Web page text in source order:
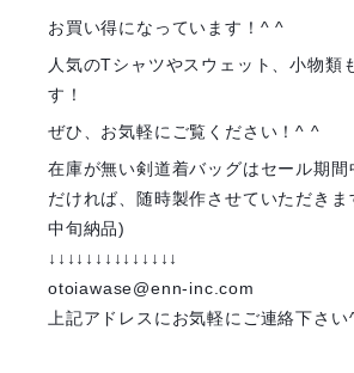
お買い得になっています！^ ^
人気のTシャツやスウェット、小物類
す！
ぜひ、お気軽にご覧ください！^ ^
在庫が無い剣道着バッグはセール期間
だければ、随時製作させていただきま
中旬納品)
↓↓↓↓↓↓↓↓↓↓↓↓↓↓
otoiawase@enn-inc.com
上記アドレスにお気軽にご連絡下さ